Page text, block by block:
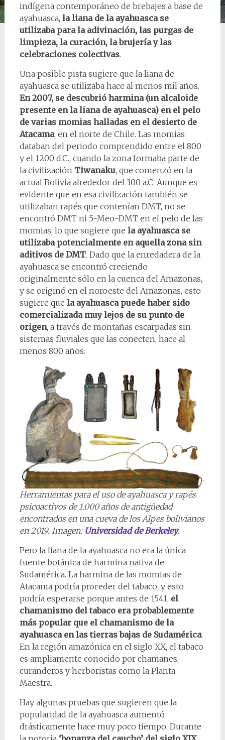
indígena contemporáneo de brebajes a base de
ayahuasca, la liana de la ayahuasca se
utilizaba para la adivinación, las purgas de
limpieza, la curación, la brujería y las
celebraciones colectivas.
Una posible pista sugiere que la liana de
ayahuasca se utilizaba hace al menos mil años.
En 2007, se descubrió harmina (un alcaloide
presente en la liana de ayahuasca) en el pelo
de varias momias halladas en el desierto de
Atacama, en el norte de Chile. Las momias
databan del periodo comprendido entre el 800
y el 1200 d.C., cuando la zona formaba parte de
la civilización Tiwanaku, que comenzó en la
actual Bolivia alrededor del 300 a.C. Aunque es
evidente que en esa civilización también se
utilizaban rapés que contenían DMT, no se
encontró DMT ni 5-Meo-DMT en el pelo de las
momias, lo que sugiere que la ayahuasca se
utilizaba potencialmente en aquella zona sin
aditivos de DMT. Dado que la enredadera de la
ayahuasca se encontró creciendo
originalmente sólo en la cuenca del Amazonas,
y se originó en el noroeste del Amazonas, esto
sugiere que la ayahuasca puede haber sido
comercializada muy lejos de su punto de
origen, a través de montañas escarpadas sin
sistemas fluviales que las conecten, hace al
menos 800 años.
Herramientas para el uso de ayahuasca y rapés
psicoactivos de 1.000 años de antigüedad
encontrados en una cueva de los Alpes bolivianos
en 2019. Imagen:Universidad de Berkeley.
Pero la liana de la ayahuasca no era la única
fuente botánica de harmina nativa de
Sudamérica. La harmina de las momias de
Atacama podría proceder del tabaco, y esto
podría esperarse porque antes de 1541, el
chamanismo del tabaco era probablemente
más popular que el chamanismo de la
ayahuasca en las tierras bajas de Sudamérica.
En la región amazónica en el siglo XX, el tabaco
es ampliamente conocido por chamanes,
curanderos y herboristas como la Planta
Maestra.
Hay algunas pruebas que sugieren que la
popularidad de la ayahuasca aumentó
drásticamente hace muy poco tiempo. Durante